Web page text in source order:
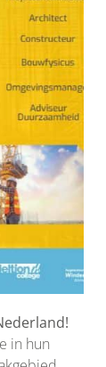
in hun